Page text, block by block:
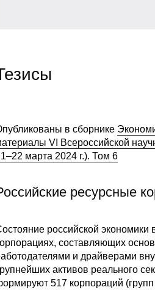
в сборнике
VI Всероссийской
марта 2024 г.). Том 6
ресурсные
российской экономики
составляющих
и драйверами
активов реального
517 корпораций